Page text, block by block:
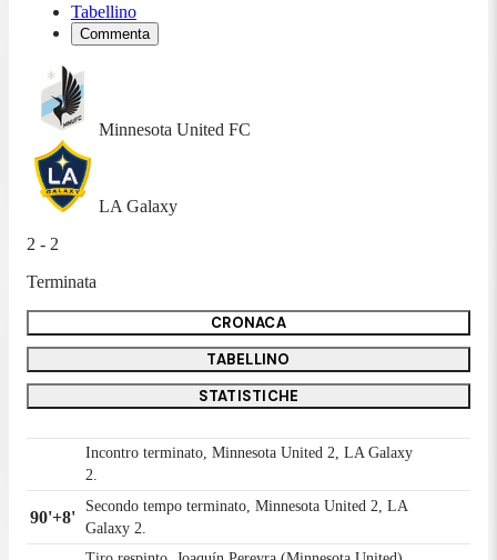
Tabellino
Commenta
Minnesota United FC
LA Galaxy
2 - 2
Terminata
CRONACA
TABELLINO
STATISTICHE
Incontro terminato, Minnesota United 2, LA Galaxy
2.
90'+8'
Secondo tempo terminato, Minnesota United 2, LA
Galaxy 2.